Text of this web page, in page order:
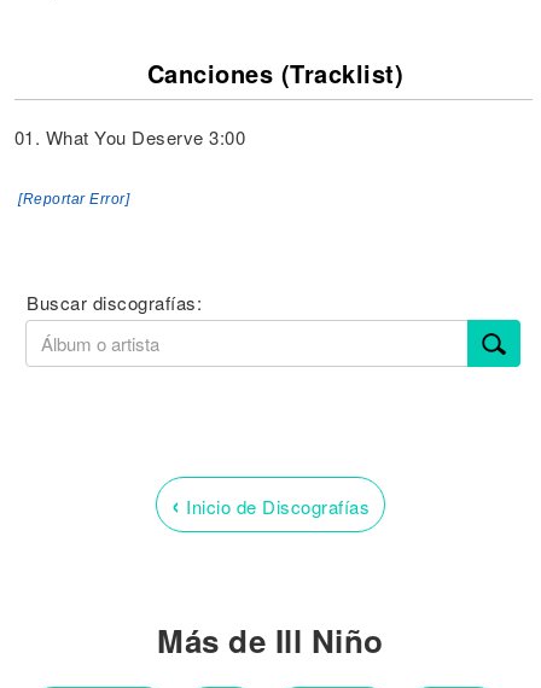
Canciones (Tracklist)
01. What You Deserve 3:00
[Reportar Error]
Buscar discografías:
‹ Inicio de Discografías
Más de Ill Niño